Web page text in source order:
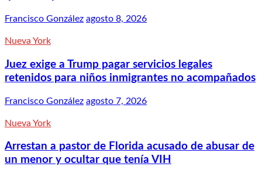
Francisco González agosto 8, 2026
Nueva York
Juez exige a Trump pagar servicios legales
retenidos para niños inmigrantes no acompañados
Francisco González agosto 7, 2026
Nueva York
Arrestan a pastor de Florida acusado de abusar de
un menor y ocultar que tenía VIH